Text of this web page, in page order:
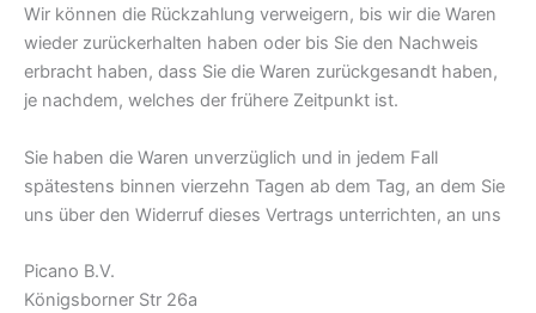
Wir können die Rückzahlung verweigern, bis wir die Waren
wieder zurückerhalten haben oder bis Sie den Nachweis
erbracht haben, dass Sie die Waren zurückgesandt haben,
je nachdem, welches der frühere Zeitpunkt ist.
Sie haben die Waren unverzüglich und in jedem Fall
spätestens binnen vierzehn Tagen ab dem Tag, an dem Sie
uns über den Widerruf dieses Vertrags unterrichten, an uns
Picano B.V.
Königsborner Str 26a